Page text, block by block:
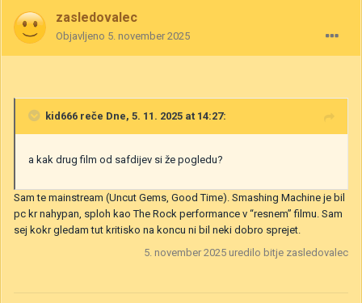
zasledovalec
Objavljeno 5. november 2025
kid666 reče Dne, 5. 11. 2025 at 14:27:
a kak drug film od safdijev si že pogledu?
Sam te mainstream (Uncut Gems, Good Time). Smashing Machine je bil
pc kr nahypan, sploh kao The Rock performance v “resnem” filmu. Sam
sej kokr gledam tut kritisko na koncu ni bil neki dobro sprejet.
5. november 2025 uredilo bitje zasledovalec